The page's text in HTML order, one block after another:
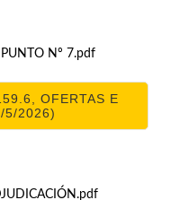
Nº 7.pdf
OFERTAS E
5/2026)